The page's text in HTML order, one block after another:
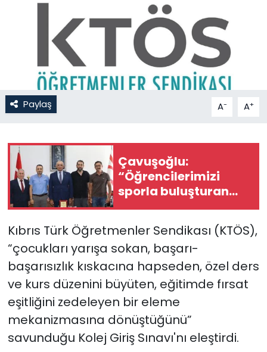
Paylaş A- A+
Çavuşoğlu:
“Öğrencilerimizi
sporla buluşturan
çalışmaları
desteklemeye devam
edeceğiz”
Kıbrıs Türk Öğretmenler Sendikası (KTÖS),
“çocukları yarışa sokan, başarı-
başarısızlık kıskacına hapseden, özel ders
ve kurs düzenini büyüten, eğitimde fırsat
eşitliğini zedeleyen bir eleme
mekanizmasına dönüştüğünü”
savunduğu Kolej Giriş Sınavı'nı eleştirdi.
Nöbetçi Eczaneler
Otomobil Dünyası
Politika
Spor
Teknoloji
TÜRKiYE
Video Galeri
YAŞAM
Yazarlar